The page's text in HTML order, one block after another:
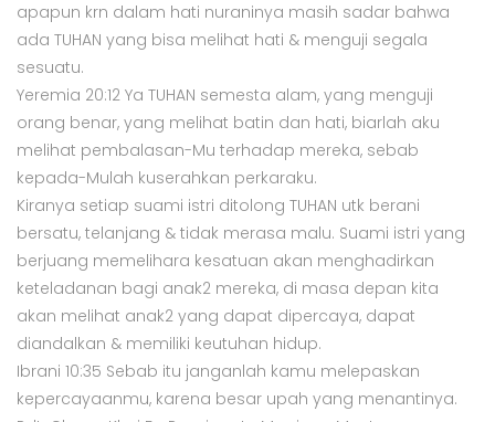
apapun krn dalam hati nuraninya masih sadar bahwa
ada TUHAN yang bisa melihat hati & menguji segala
sesuatu.
Yeremia 20:12 Ya TUHAN semesta alam, yang menguji
orang benar, yang melihat batin dan hati, biarlah aku
melihat pembalasan-Mu terhadap mereka, sebab
kepada-Mulah kuserahkan perkaraku.
Kiranya setiap suami istri ditolong TUHAN utk berani
bersatu, telanjang & tidak merasa malu. Suami istri yang
berjuang memelihara kesatuan akan menghadirkan
keteladanan bagi anak2 mereka, di masa depan kita
akan melihat anak2 yang dapat dipercaya, dapat
diandalkan & memiliki keutuhan hidup.
Ibrani 10:35 Sebab itu janganlah kamu melepaskan
kepercayaanmu, karena besar upah yang menantinya.